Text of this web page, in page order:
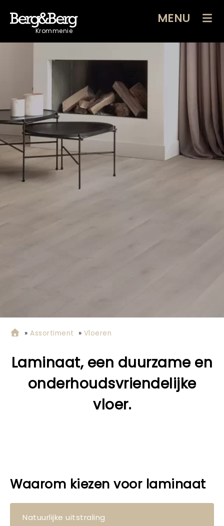
Krommenie
MENU
»Assortiment » Vloeren
Laminaat, een duurzame en
onderhoudsvriendelijke
vloer.
Waarom kiezen voor laminaat
Natuurlijke uitstraling